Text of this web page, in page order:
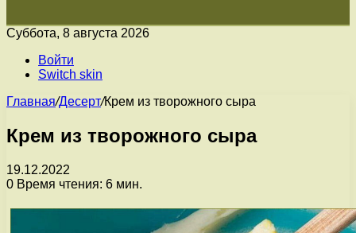
Суббота, 8 августа 2026
Войти
Switch skin
Главная/Десерт/Крем из творожного сыра
Крем из творожного сыра
19.12.2022
0 Время чтения: 6 мин.